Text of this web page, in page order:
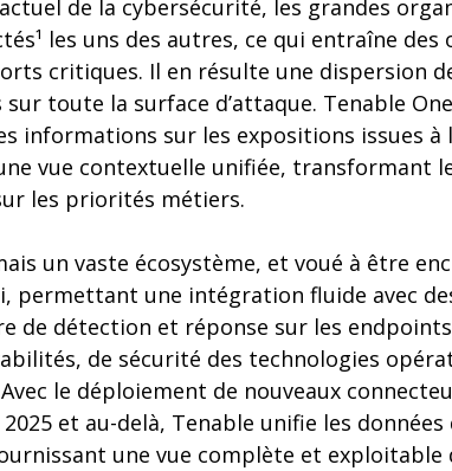
de la cybersécurité, les grandes
les uns des autres, ce qui entraîne
critiques. Il en résulte une dispersion
toute la surface d’attaque. Tenable
informations sur les expositions issues à
vue contextuelle unifiée, transformant
les priorités métiers.
un vaste écosystème, et voué à être
permettant une intégration fluide avec
de détection et réponse sur les endpoints
de sécurité des technologies
le déploiement de nouveaux
et au-delà, Tenable unifie les
une vue complète et exploitable